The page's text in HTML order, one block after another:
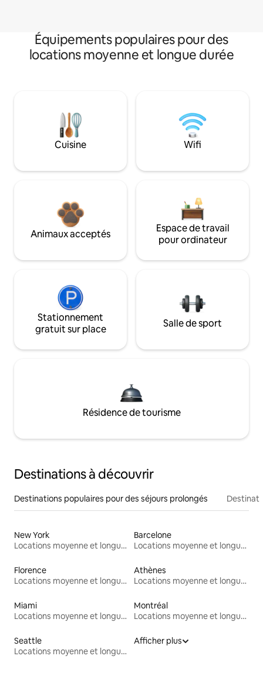
Équipements populaires pour des
locations moyenne et longue durée
Cuisine Wifi
Animaux acceptés
Espace de travail
pour ordinateur
Stationnement
gratuit sur place
Salle de sport
Résidence de tourisme
Destinations à découvrir
Destinations populaires pour des séjours prolongés
New York
Locations moyenne et longue durée
Barcelone
Locations moyenne et longue durée
Florence
Locations moyenne et longue durée
Athènes
Locations moyenne et longue durée
Miami
Locations moyenne et longue durée
Montréal
Locations moyenne et longue durée
Seattle
Locations moyenne et longue durée
Afficher plus